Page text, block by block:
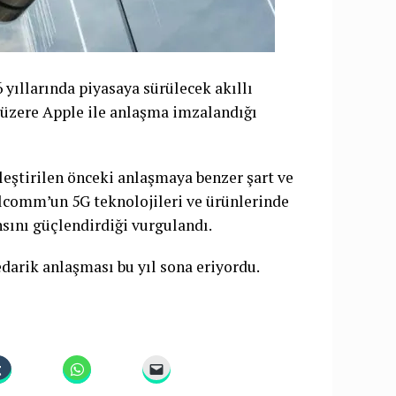
yıllarında piyasaya sürülecek akıllı
Apple ile anlaşma imzalandığı
önceki anlaşmaya benzer şart ve
5G teknolojileri ve ürünlerinde
güçlendirdiği vurgulandı.
anlaşması bu yıl sona eriyordu.